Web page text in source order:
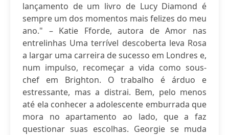
lançamento de um livro de Lucy Diamond é
sempre um dos momentos mais felizes do meu
ano." – Katie Fforde, autora de Amor nas
entrelinhas Uma terrível descoberta leva Rosa
a largar uma carreira de sucesso em Londres e,
num impulso, recomeçar a vida como sous-
chef em Brighton. O trabalho é árduo e
estressante, mas a distrai. Bem, pelo menos
até ela conhecer a adolescente emburrada que
mora no apartamento ao lado, que a faz
questionar suas escolhas. Georgie se muda